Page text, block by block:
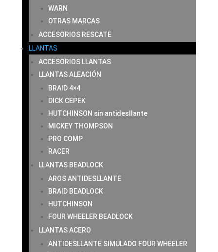
WARN
OTRAS MARCAS
ACCESORIOS RESCATE
LLANTAS
ACCESORIOS LLANTAS
LLANTAS ALEACIÓN
BRAID 4×4
DICK CEPEK
HUTCHINSON sin antidesllante
MICKEY THOMPSON
PRO COMP
RACER
LLANTAS BEADLOCK
AROS ANTIDESLLANTE
BRAID BEADLOCK
HUTCHINSON
FOUR WHEELER BEADLOCK
LLANTAS ACERO
ANTIDESLLANTE SIMULADO FOUR WHEELER